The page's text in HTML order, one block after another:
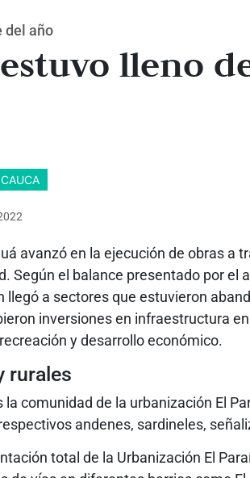
del año
lleno
avanzó en la ejecución de obras a
Según el balance presentado por el
llegó a sectores que estuvieron
inversiones en infraestructura
y desarrollo económico.
rurales
la comunidad de la urbanización El
andenes, sardineles,
total de la Urbanización El